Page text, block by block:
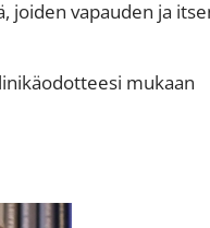
joiden vapauden ja
mukaan